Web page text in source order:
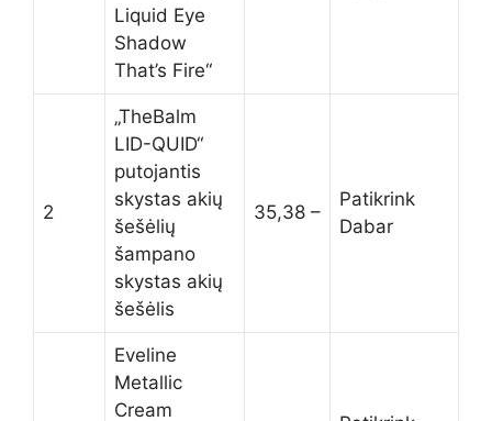
Liquid Eye
Shadow
That’s Fire“
2
„TheBalm
LID-QUID“
putojantis
skystas akių
šešėlių
šampano
skystas akių
šešėlis
35,38 –
Patikrink
Dabar
Eveline
Metallic
Cream